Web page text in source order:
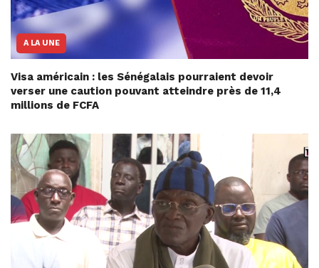
A LA UNE
Visa américain : les Sénégalais pourraient devoir
verser une caution pouvant atteindre près de 11,4
millions de FCFA